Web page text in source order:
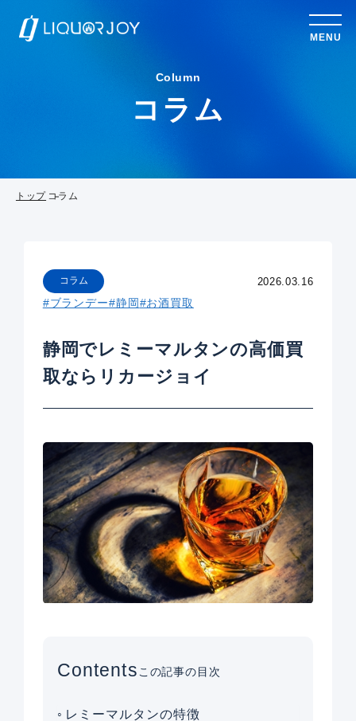
MENU
Column
コラム
トップ コラム
2026.03.16
コラム
#ブランデー#静岡#お酒買取
静岡でレミーマルタンの高価買
取ならリカージョイ
Contentsこの記事の目次
レミーマルタンの特徴